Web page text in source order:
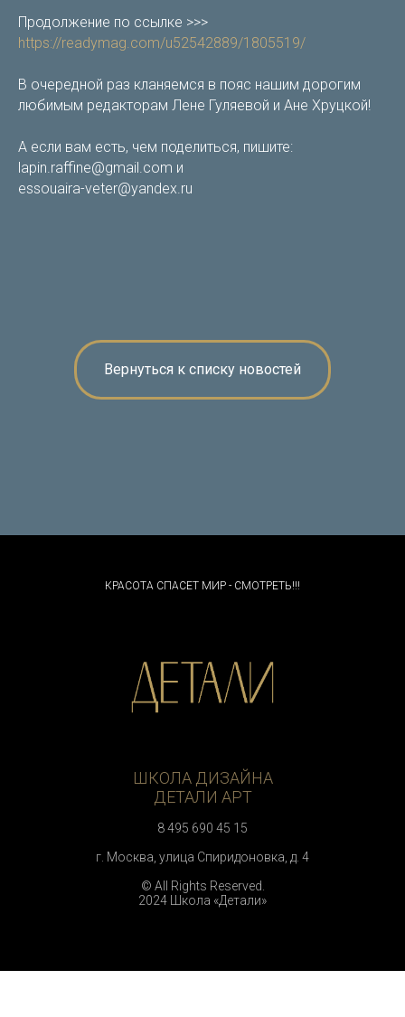
Продолжение по ссылке >>>
https://readymag.com/u52542889/1805519/
В очередной раз кланяемся в пояс нашим дорогим
любимым редакторам Лене Гуляевой и Ане Хруцкой!
А если вам есть, чем поделиться, пишите:
lapin.raffine@gmail.com и
essouaira-veter@yandex.ru
Вернуться к списку новостей
КРАСОТА СПАСЕТ МИР - СМОТРЕТЬ!!!
ШКОЛА ДИЗАЙНА
ДЕТАЛИ АРТ
8 495 690 45 15
г. Москва, улица Спиридоновка, д. 4
© All Rights Reserved.
2024 Школа «Детали»